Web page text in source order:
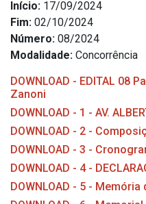
Início: 17/09/2024
Fim: 02/10/2024
Número: 08/2024
Modalidade: Concorrência
DOWNLOAD - EDITAL 08
Zanoni
DOWNLOAD - 1 - AV.
DOWNLOAD - 2 -
DOWNLOAD - 3 -
DOWNLOAD - 4 -
DOWNLOAD - 5 - Memória